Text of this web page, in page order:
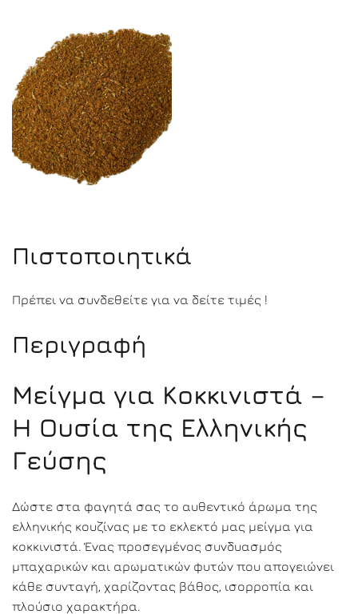
Πιστοποιητικά
Πρέπει να συνδεθείτε για να δείτε τιμές !
Περιγραφή
Μείγμα για Κοκκινιστά –
Η Ουσία της Ελληνικής
Γεύσης
Δώστε στα φαγητά σας το αυθεντικό άρωμα της
ελληνικής κουζίνας με το εκλεκτό μας μείγμα για
κοκκινιστά. Ένας προσεγμένος συνδυασμός
μπαχαρικών και αρωματικών φυτών που απογειώνει
κάθε συνταγή, χαρίζοντας βάθος, ισορροπία και
πλούσιο χαρακτήρα.